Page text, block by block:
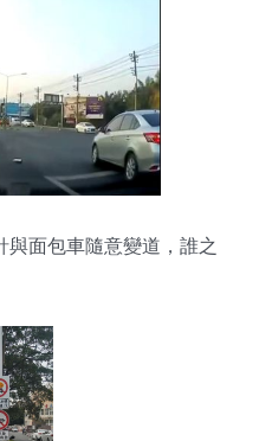
與面包車隨意變道，誰之